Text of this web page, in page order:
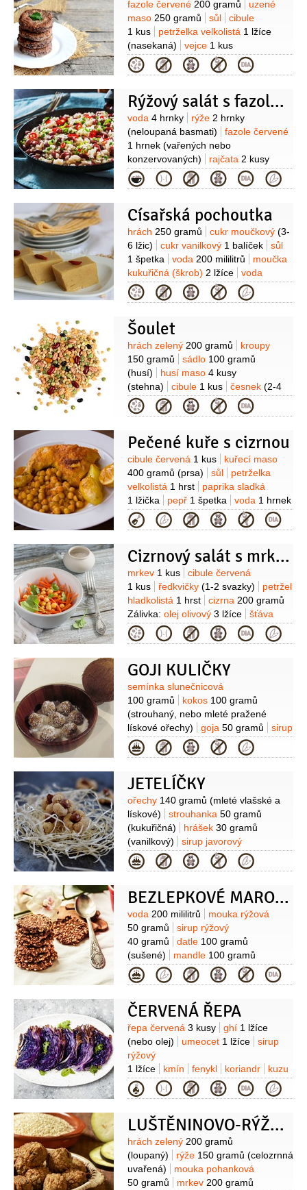
Suroviny
fazole červené 200 gramů
uzené
maso 250 gramů sůl
cibule
1 kus
petrželka velkolistá 1 lžíce
(nasekaná)
vejce 1 kus
Kategorie
Rýžový salát s fazolemi
Suroviny
voda 4 hrnky rýže 2 hrnky
(neloupaná basmati)
fazole červené
1 hrnek (vařených nebo
konzervovaných)
rajčata 2 kusy
(velká)
paprika červená 1 kus
(na
kostičky nakrájená)
petržel
olivový3 lžíce šťáva citronová(z 1/2
citronu)
sůl
Kategorie
Císařská pochoutka
Suroviny
hrách 250 gramů cukr moučkový (3-
6 lžic)
cukr vanilkový 1 balíček
sůl
1 špetka
voda 200 mililitrů
moučka
kukuřičná (škrob) 2 lžíce
voda
100 mililitrů
Kategorie
Šoulet
Suroviny
hrách zelený 200 gramů
kroupy
150 gramů
sádlo 100 gramů
(husí)
husí maso 4 kusy
(stehna)
cibule 1 kus česnek (2-4
stroužky)
zázvor (mletý)
pepř
bílý
majoránka1 lžička (čerstvá)
Kategorie
Pečené kuře s cizrnou
Suroviny
cibule červená 1 kus
kuřecí maso
400 gramů (prsa) sůl
petrželka
velkolistá 1 hrst
paprika sladká
1 lžička
pepř 1 špetka voda 1 hrnek
(horká)
cizrna200 gramů
sýr
Parmezán(na posypání)
Kategorie
Cizrnový salát s mrkví a petrželkou
Suroviny
mrkev 1 kus
cibule červená
1 kus
ředkvičky (1-2 svazky)
petržel
hladkolistá 1 hrst cizrna 200 gramů
Zálivka: olej olivový 3 lžíce
šťáva
citronová1 lžíce sůl
Kategorie
GOJI KULIČKY
Suroviny
semínka slunečnicová
100 gramů
kokos 100 gramů
(strouhaný, nebo mleté pražené
lískové ořechy)
goja 50 gramů
sirup
javorový4 lžíce tuk3 lžíce (kokosový
rrozehřátý)
Kategorie
JETELÍČKY
Suroviny
ořechy 140 gramů (mleté vlašské a
lískové)
strouhanka 50 gramů
(kukuřičná)
hrášek 30 gramů
(vanilkový)
sirup javorový
90 gramů
syrovátka100 gramů
(sušená - Amálka)
citronová esence
Kategorie
BEZLEPKOVÉ MAROKÁNKY
Suroviny
voda 200 mililitrů
mouka rýžová
50 gramů
sirup rýžový
40 gramů
datle 100 gramů
(sušené)
mandle 100 gramů
(loupané)
semínka slunečnicová
50 gramů
semínka1 lžíce (lněná
Kategorie
ČERVENÁ ŘEPA
Suroviny
řepa červená 3 kusy ghí 1 lžíce
(nebo olej)
umeocet 1 lžíce
sirup
rýžový
1 lžíce
kmín fenykl koriandr
kuzu
škrob
1 lžička
Kategorie
LUŠTĚNINOVO-RÝŽOVÉ KARBANÁTKY
Suroviny
hrách zelený 200 gramů
(loupaný)
rýže 150 gramů (celozrnná
uvařená)
mouka pohanková
50 gramů
mrkev 200 gramů